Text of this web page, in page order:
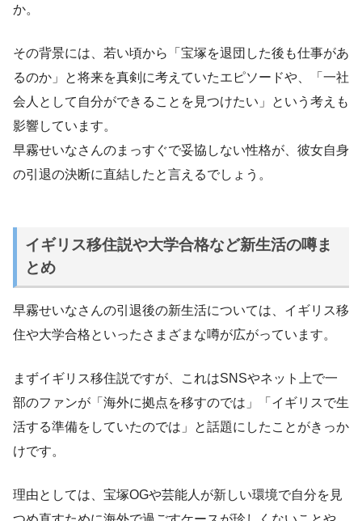
か。
その背景には、若い頃から「宝塚を退団した後も仕事があ
るのか」と将来を真剣に考えていたエピソードや、「一社
会人として自分ができることを見つけたい」という考えも
影響しています。
早霧せいなさんのまっすぐで妥協しない性格が、彼女自身
の引退の決断に直結したと言えるでしょう。
イギリス移住説や大学合格など新生活の噂ま
とめ
早霧せいなさんの引退後の新生活については、イギリス移
住や大学合格といったさまざまな噂が広がっています。
まずイギリス移住説ですが、これはSNSやネット上で一
部のファンが「海外に拠点を移すのでは」「イギリスで生
活する準備をしていたのでは」と話題にしたことがきっか
けです。
理由としては、宝塚OGや芸能人が新しい環境で自分を見